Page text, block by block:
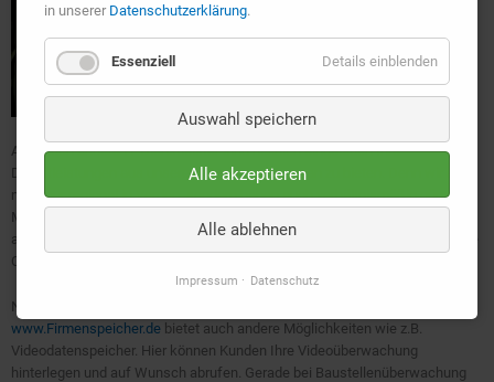
Aber auch andere IT Dienstleister sind herzlich eingeladen Ihre
Dienstleistungen aus unserem Rechenzentrum an zu bieten. Denn wir sind
nicht nur regional in Verden, sondern haben auch verhältnismäßig günstige
Möglichkeiten was das Preis,- Leistungsverhältniss angeht. Damit ist es
auch anderen IT Unternehmen möglich, für Ihre Kunden eine Professionelle
Cloud Lösung in Verden an zu bieten.
Nicht nur die Klassischen Lösungen werden angeboten.
www.Firmenspeicher.de bietet auch andere Möglichkeiten wie z.B.
Videodatenspeicher. Hier können Kunden Ihre Videoüberwachung
hinterlegen und auf Wunsch abrufen. Gerade bei Baustellenüberwachung
in unserer Datenschutzerklärung.
Essenziell Details einblenden
Auswahl speichern
Alle akzeptieren
Alle ablehnen
Impressum Datenschutz